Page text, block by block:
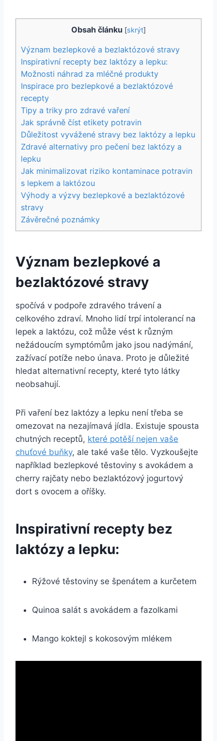
Obsah článku [skrýt]
Význam bezlepkové a bezlaktózové stravy
Inspirativní recepty bez laktózy a lepku:
Možnosti náhrad za mléčné produkty
Inspirace pro bezlepkové a bezlaktózové
recepty
Tipy a triky pro zdravé vaření
Jak správně číst etikety potravin
Důležitost vyvážené stravy bez laktózy a lepku
Zdravé alternativy pro pečení bez laktózy a
lepku
Jak minimalizovat riziko kontaminace potravin
s lepkem a laktózou
Výhody a výzvy bezlepkové a bezlaktózové
stravy
Závěrečné poznámky
Význam bezlepkové a
bezlaktózové stravy
spočívá v podpoře zdravého trávení a
celkového zdraví. Mnoho lidí trpí intolerancí na
lepek a laktózu, což může vést k různým
nežádoucím symptómům jako jsou nadýmání,
zažívací potíže nebo únava. Proto je důležité
hledat alternativní recepty, které tyto látky
neobsahují.
Při vaření bez laktózy a lepku není třeba se
omezovat na nezajímavá jídla. Existuje spousta
chutných receptů, které potěší nejen vaše
chuťové buňky, ale také vaše tělo. Vyzkoušejte
například bezlepkové těstoviny s avokádem a
cherry rajčaty nebo bezlaktózový jogurtový
dort s ovocem a oříšky.
Inspirativní recepty bez
laktózy a lepku:
Rýžové těstoviny se špenátem a kurčetem
Quinoa salát s avokádem a fazolkami
Mango koktejl s kokosovým mlékem